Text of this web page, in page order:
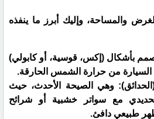
والمساحة، وإليك أبرز ما ينفذه
بأشكال (إكس، قوسية، أو كابولي)
من حرارة الشمس الحارقة.
وهي الصيحة الأحدث، حيث
مع سواتر خشبية أو شرائح
طبيعي دافئ.